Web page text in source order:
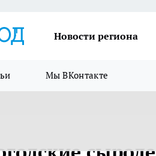
Новости региона
Мы ВКонтакте